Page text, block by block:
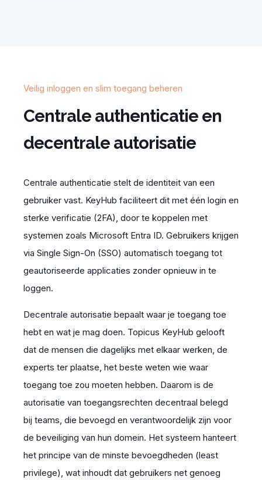
Veilig inloggen en slim toegang beheren
Centrale authenticatie en
decentrale autorisatie
Centrale authenticatie stelt de identiteit van een
gebruiker vast. KeyHub faciliteert dit met één login en
sterke verificatie (2FA), door te koppelen met
systemen zoals Microsoft Entra ID. Gebruikers krijgen
via Single Sign-On (SSO) automatisch toegang tot
geautoriseerde applicaties zonder opnieuw in te
loggen.
Decentrale autorisatie bepaalt waar je toegang toe
hebt en wat je mag doen. Topicus KeyHub gelooft
dat de mensen die dagelijks met elkaar werken, de
experts ter plaatse, het beste weten wie waar
toegang toe zou moeten hebben. Daarom is de
autorisatie van toegangsrechten decentraal belegd
bij teams, die bevoegd en verantwoordelijk zijn voor
de beveiliging van hun domein. Het systeem hanteert
het principe van de minste bevoegdheden (least
privilege), wat inhoudt dat gebruikers net genoeg